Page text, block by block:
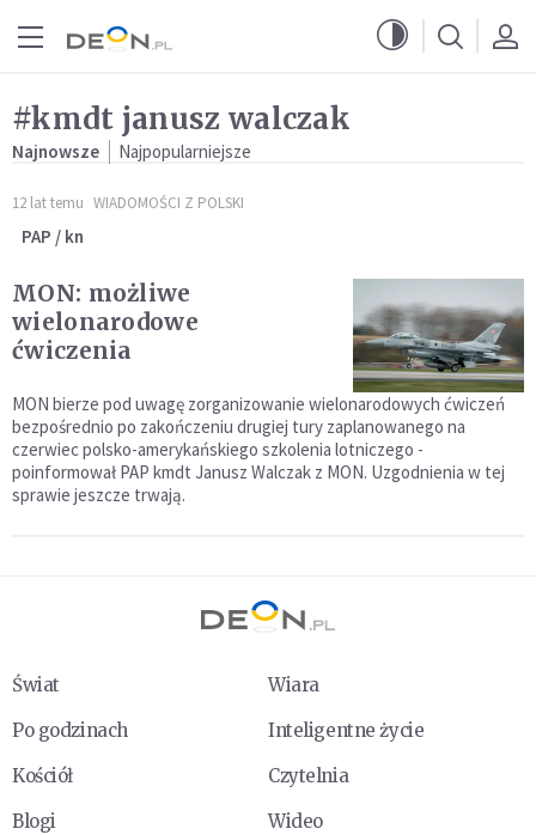
#kmdt janusz walczak
Najnowsze Najpopularniejsze
12 lat temu WIADOMOŚCI Z POLSKI
PAP / kn
MON: możliwe
wielonarodowe
ćwiczenia
MON bierze pod uwagę zorganizowanie wielonarodowych ćwiczeń
bezpośrednio po zakończeniu drugiej tury zaplanowanego na
czerwiec polsko-amerykańskiego szkolenia lotniczego -
poinformował PAP kmdt Janusz Walczak z MON. Uzgodnienia w tej
sprawie jeszcze trwają.
Świat
Wiara
Po godzinach
Inteligentne życie
Kościół
Czytelnia
Blogi
Wideo